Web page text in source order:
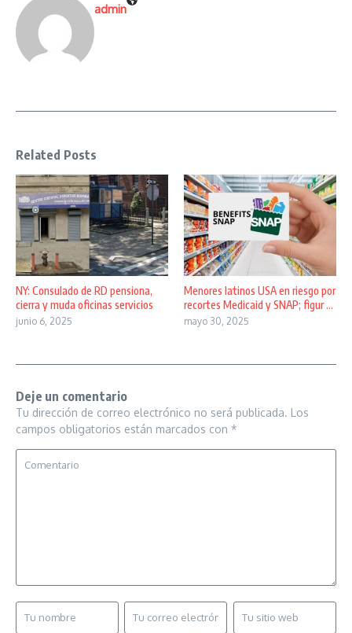
admin
Related Posts
NY: Consulado de RD pensiona,
cierra y muda oficinas servicios
junio 6, 2025
Menores latinos USA en riesgo por
recortes Medicaid y SNAP; figur ...
mayo 30, 2025
Deje un comentario
Tu dirección de correo electrónico no será publicada. Los
campos obligatorios están marcados con *